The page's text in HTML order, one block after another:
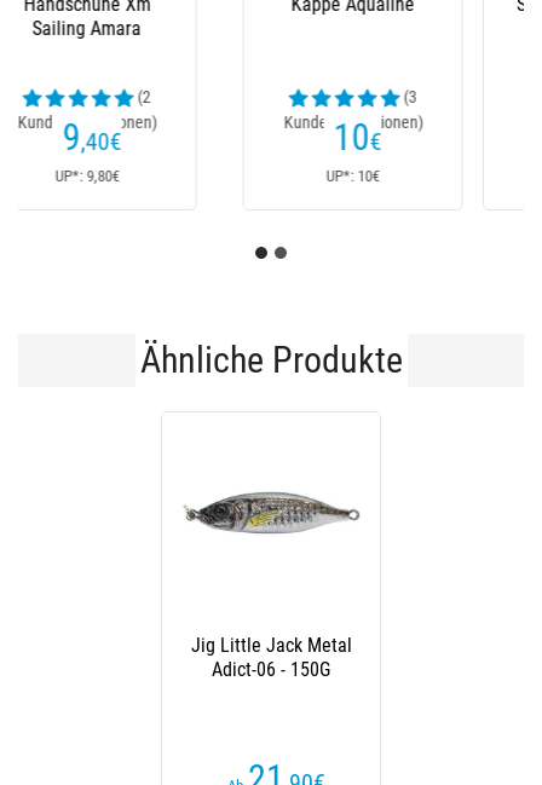
Kundenrezensionen)
170€ Ab 152
UP*: 170€
235
UP*: 235€
Ähnliche Produkte
Jig Little Jack Metal
Adict-06 - 150G